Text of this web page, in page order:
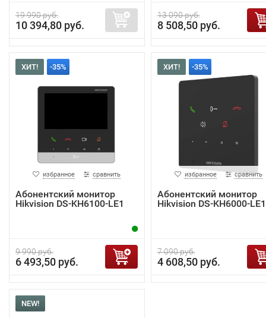
19 990 руб.
10 394,80 руб.
13 090 руб.
8 508,50 руб.
ХИТ! -35%
избранное сравнить
Абонентский монитор
Hikvision DS-KH6100-LE1
9 990 руб.
6 493,50 руб.
ХИТ! -35%
избранное сравнить
Абонентский монитор
Hikvision DS-KH6000-LE1
7 090 руб.
4 608,50 руб.
NEW!